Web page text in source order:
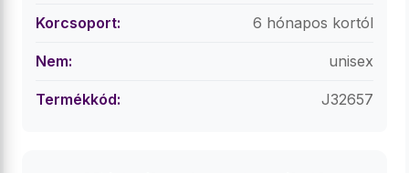
Korcsoport: 6 hónapos kortól
Nem: unisex
Termékkód: J32657